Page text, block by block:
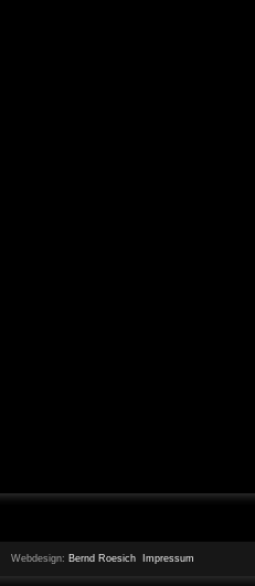
Webdesign: Bernd Roesich Impressum